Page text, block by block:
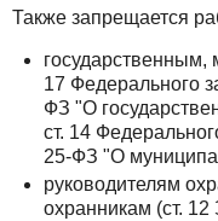
Также запрещается
17 Федерального
ФЗ "О
ст. 14
25-ФЗ "О
руководителям
охранникам (ст. 12